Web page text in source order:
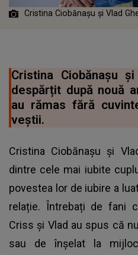
Cristina Ciobănașu și Vlad
Cristina Ciobănașu
despărțit după nouă
au rămas fără
veștii.
Cristina Ciobănașu și
dintre cele mai iubite
povestea lor de iubire a
relație. Întrebați de fani
Criss și Vlad au spus că
sau de înșelat la